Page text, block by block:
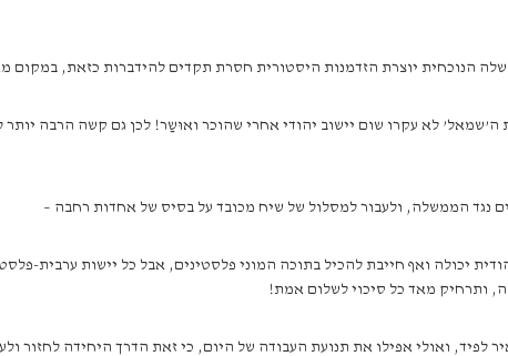
הנוכחית יוצרת הזדמנות היסטורית חסרת תקדים להידברות כזאת, במקום
ה’שמאל’ לא עקרו שום יישוב יהודי אחרי שהוכר ואוּשַר! לכן גם קשה הרבה
נגד הממשלה, ולעבור למסלול של שיח מכובד על בסיס של אחדות רחבה –
יכולה ואף חייבת להכיל בתוכה המוני פלסטינים, אבל כל יישות ערבית-
ותרחיק מאד כל סיכוי לשלום אמת!
לפיד, ואולי אפילו את תנועת העבודה של היום, כי זאת הדרך היחידה לחזור